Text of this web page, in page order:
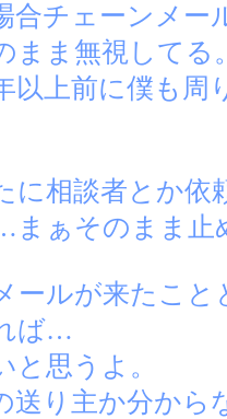
合チェーンメー
まま無視してる
以上前に僕も
に相談者とか依
まぁそのまま止
ールが来たこ
ば…
と思うよ。
送り主か分から